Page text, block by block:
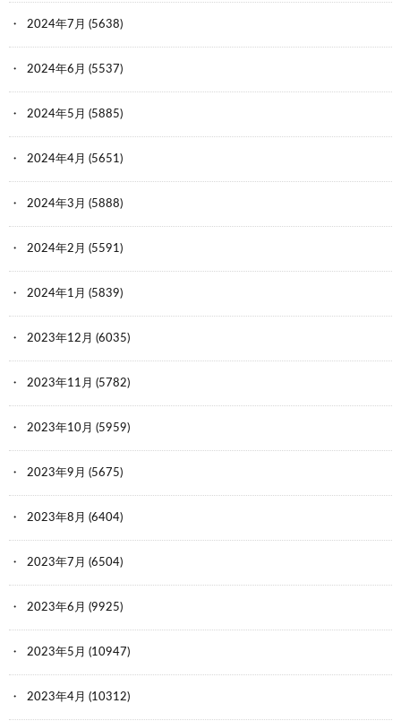
2024年7月 (5638)
2024年6月 (5537)
2024年5月 (5885)
2024年4月 (5651)
2024年3月 (5888)
2024年2月 (5591)
2024年1月 (5839)
2023年12月 (6035)
2023年11月 (5782)
2023年10月 (5959)
2023年9月 (5675)
2023年8月 (6404)
2023年7月 (6504)
2023年6月 (9925)
2023年5月 (10947)
2023年4月 (10312)